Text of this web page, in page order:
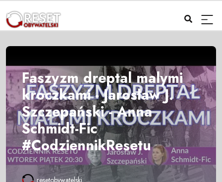
Faszyzm dreptal malymi
kroczkami - Jarosław J.
Szczepański - Anna
Schmidt-Fic
#CodziennikResetu